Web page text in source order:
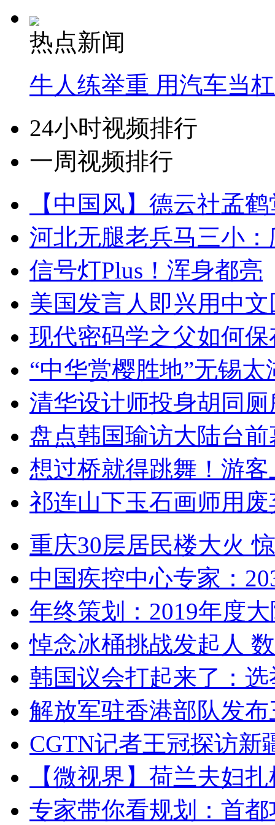
热点新闻
牛人练举重 用汽车当
24小时视频排行
一周视频排行
【中国风】德云社孟
河北无腿老兵马三小
信号灯Plus！浑身都亮
美国发言人即兴用中
现代密码学之父如何
“中华赏樱胜地”无锡
清华设计师投身胡同
盘点韩国瑜访大陆台
想过桥就得跳舞！游客
祁连山下玉石画师用
重庆30层居民楼大火
中国疾控中心专家：
年终策划：2019年度
悼念冰桶挑战发起人
韩国议会打起来了：
解放军驻香港部队发
CGTN记者王冠探访新
【微视界】荷兰夫妇
专家带你看规划：首